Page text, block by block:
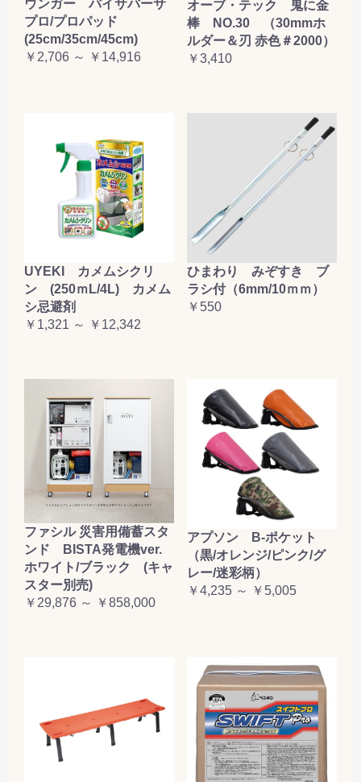
お買い物を続ける カートへ進む
ウンガー バイサバーサ
プロ/プロパッド
(25cm/35cm/45cm)
￥2,706 ～ ￥14,916
オーブ・テック 鬼に金
棒 NO.30 （30mmホ
ルダー＆刃 赤色＃2000）
￥3,410
UYEKI カメムシクリ
ン (250ｍL/4L) カメム
シ忌避剤
￥1,321 ～ ￥12,342
ひまわり みぞすき ブ
ラシ付（6mm/10ｍｍ）
￥550
ファシル 災害用備蓄スタ
ンド BISTA発電機ver.
ホワイト/ブラック (キャ
スター別売)
￥29,876 ～ ￥858,000
アプソン B-ポケット
（黒/オレンジ/ピンク/グ
レー/迷彩柄）
￥4,235 ～ ￥5,005